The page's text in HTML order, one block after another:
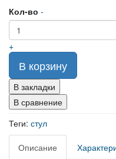
Кол-во -
+
В корзину
В закладки
В сравнение
Теги: стул
Описание